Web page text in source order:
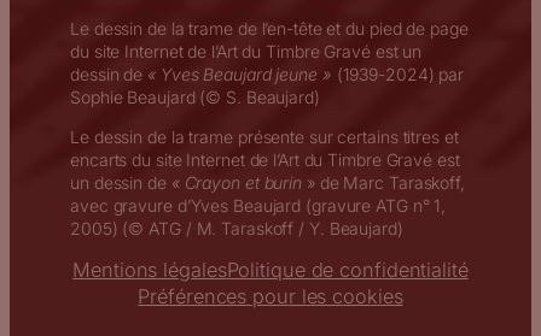
Le dessin de la trame de l’en-tête et du pied de page
du site Internet de l’Art du Timbre Gravé est un
dessin de « Yves Beaujard jeune » (1939-2024) par
Sophie Beaujard (© S. Beaujard)
Le dessin de la trame présente sur certains titres et
encarts du site Internet de l’Art du Timbre Gravé est
un dessin de « Crayon et burin » de Marc Taraskoff,
avec gravure d’Yves Beaujard (gravure ATG n° 1,
2005) (© ATG / M. Taraskoff / Y. Beaujard)
Mentions légalesPolitique de confidentialité
Préférences pour les cookies